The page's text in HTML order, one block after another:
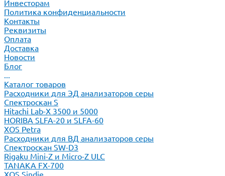
Инвесторам
Политика конфиденциальности
Контакты
Реквизиты
Оплата
Доставка
Новости
Блог
...
Каталог товаров
Расходники для ЭД анализаторов серы
Спектроскан S
Hitachi Lab-X 3500 и 5000
HORIBA SLFA-20 и SLFA-60
XOS Petra
Расходники для ВД анализаторов серы
Спектроскан SW-D3
Rigaku Mini-Z и Micro-Z ULC
TANAKA FX-700